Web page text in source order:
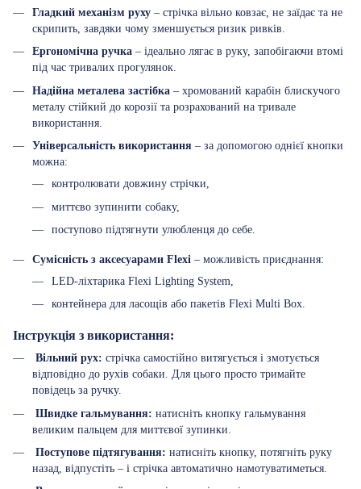
Гладкий механізм руху – стрічка вільно ковзає, не заїдає та не
скрипить, завдяки чому зменшується ризик ривків.
Ергономічна ручка – ідеально лягає в руку, запобігаючи втомі
під час тривалих прогулянок.
Надійна металева застібка – хромований карабін блискучого
металу стійкий до корозії та розрахований на тривале
використання.
Універсальність використання – за допомогою однієї кнопки
можна:
контролювати довжину стрічки,
миттєво зупинити собаку,
поступово підтягнути улюбленця до себе.
Сумісність з аксесуарами Flexi – можливість приєднання:
LED-ліхтарика Flexi Lighting System,
контейнера для ласощів або пакетів Flexi Multi Box.
Інструкція з використання:
Вільний рух: стрічка самостійно витягується і змотується
відповідно до рухів собаки. Для цього просто тримайте
повідець за ручку.
Швидке гальмування: натисніть кнопку гальмування
великим пальцем для миттєвої зупинки.
Поступове підтягування: натисніть кнопку, потягніть руку
назад, відпустіть – і стрічка автоматично намотуватиметься.